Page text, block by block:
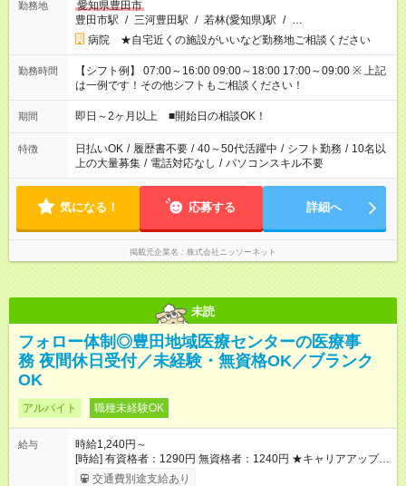
勤務地
愛知県豊田市
豊田市駅 / 三河豊田駅 / 若林(愛知県)駅 / …
病院 ★自宅近くの施設がいいなど勤務地ご相談ください
勤務時間
【シフト例】 07:00～16:00 09:00～18:00 17:00～09:00 ※ 上記
は一例です！その他シフトもご相談ください！
期間 即日～2ヶ月以上 ■開始日の相談OK！
特徴 日払いOK / 履歴書不要 / 40～50代活躍中 / シフト勤務 / 10名以
上の大量募集 / 電話対応なし / パソコンスキル不要
気になる！ 応募する 詳細へ
掲載元企業名 株式会社ニッソーネット
未読
フォロー体制◎豊田地域医療センターの医療事
務 夜間休日受付／未経験・無資格OK／ブランク
OK
アルバイト 職種未経験OK
給与
時給1,240円～
[時給] 有資格者：1290円 無資格者：1240円 ★キャリアアップ制
度あり 進級により給与がアップします！ 【試用期間】試用期間
交通費別途支給あり